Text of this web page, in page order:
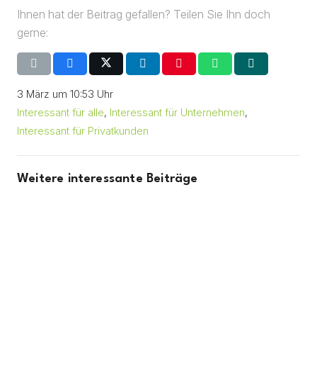
Ihnen hat der Beitrag gefallen? Teilen Sie Ihn doch
gerne:
3 März um 10:53 Uhr
Interessant für alle, Interessant für Unternehmen,
Interessant für Privatkunden
Weitere interessante Beiträge